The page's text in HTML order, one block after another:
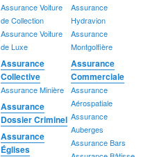
Assurance Voiture
de Collection
Assurance Voiture
de Luxe
Assurance
Hydravion
Assurance
Montgolfière
Assurance
Collective
Assurance Minière
Assurance
Commerciale
Assurance
Aérospatiale
Assurance
Auberges
Assurance Bars
Assurance
Dossier Criminel
Assurance
Églises